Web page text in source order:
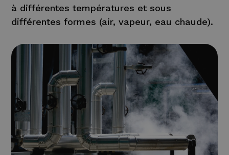
à différentes températures et sous
différentes formes (air, vapeur, eau chaude).